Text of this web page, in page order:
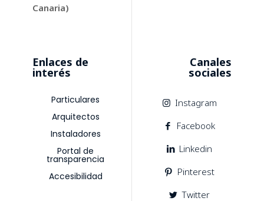
Canaria)
Enlaces de
interés
Particulares
Arquitectos
Instaladores
Portal de
transparencia
Accesibilidad
Canales
sociales
Instagram
Facebook
Linkedin
Pinterest
Twitter